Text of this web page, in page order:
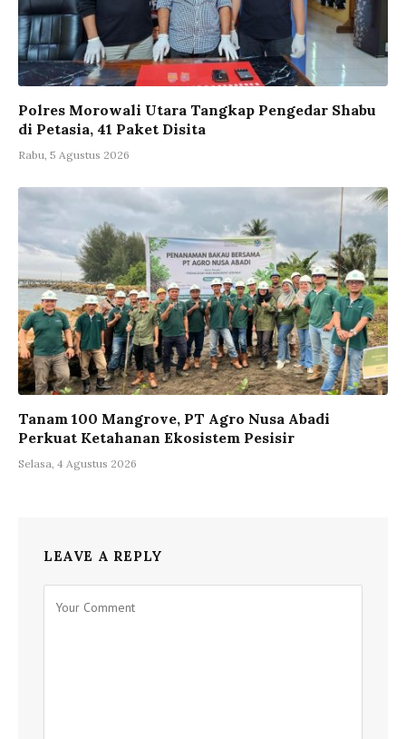
Polres Morowali Utara Tangkap Pengedar Shabu
di Petasia, 41 Paket Disita
Rabu, 5 Agustus 2026
Tanam 100 Mangrove, PT Agro Nusa Abadi
Perkuat Ketahanan Ekosistem Pesisir
Selasa, 4 Agustus 2026
LEAVE A REPLY